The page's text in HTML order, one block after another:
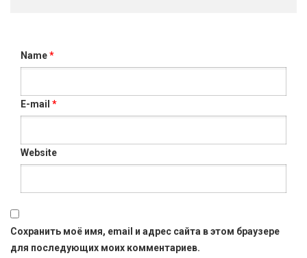
Name*
E-mail *
Website
Сохранить моё имя, email и адрес сайта в этом браузере
для последующих моих комментариев.